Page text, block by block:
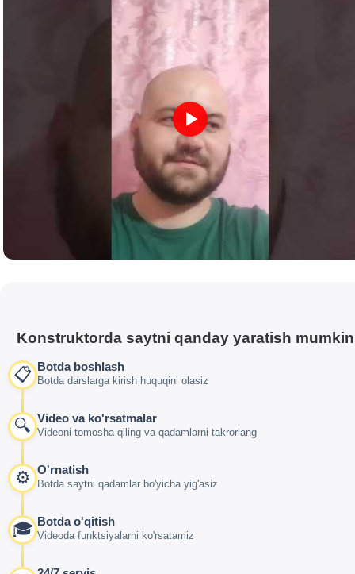
Konstruktorda saytni qanday yaratish
📋 Botda boshlash
Botda darslarga kirish huquqini olasiz
🔍 Video va ko'rsatmalar
Videoni tomosha qiling va qadamlarni takrorlang
⚙️ O'rnatish
Botda saytni qadamlar bo'yicha yig'asiz
🎓 Botda o'qitish
Videoda funktsiyalarni ko'rsatamiz